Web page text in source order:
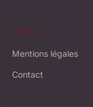
LÉGAL
Mentions légales
Contact